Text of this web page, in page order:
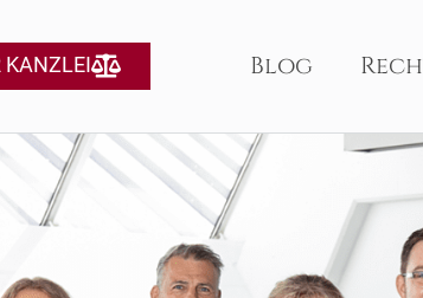
KANZLEI Blog